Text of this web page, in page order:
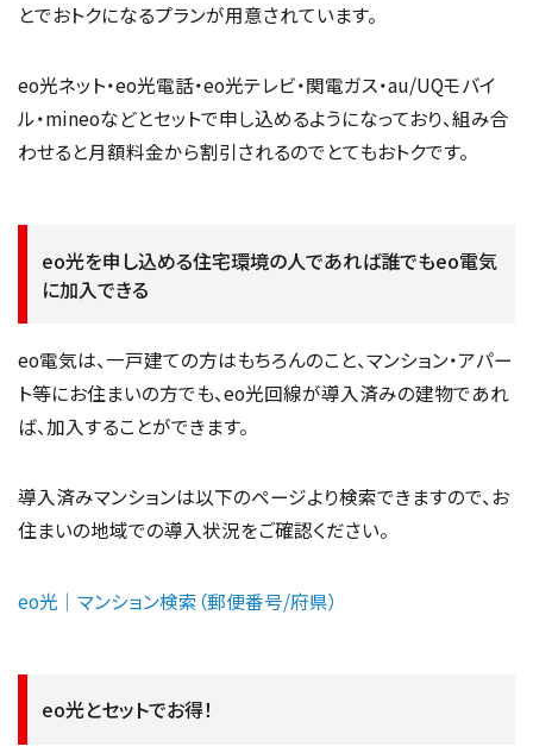
とでおトクになるプランが用意されています。
eo光ネット・eo光電話・eo光テレビ・関電ガス・au/UQモバイ
ル・mineoなどとセットで申し込めるようになっており、組み合
わせると月額料金から割引されるのでとてもおトクです。
eo光を申し込める住宅環境の人であれば誰でもeo電気
に加入できる
eo電気は、一戸建ての方はもちろんのこと、マンション・アパー
ト等にお住まいの方でも、eo光回線が導入済みの建物であれ
ば、加入することができます。
導入済みマンションは以下のページより検索できますので、お
住まいの地域での導入状況をご確認ください。
eo光｜マンション検索（郵便番号/府県）
eo光とセットでお得！